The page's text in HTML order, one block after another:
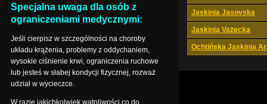
Jaskinia Jasovska
Jaskinia Vażecka
Ochtińska Jaskinia
Specjalna uwaga dla osób z
ograniczeniami medycznymi:
Jeśli cierpisz w szczególności na choroby
układu krążenia, problemy z oddychaniem,
wysokie ciśnienie krwi, ograniczenia ruchowe
lub jesteś w słabej kondycji fizycznej, rozważ
udział w wycieczce.
W razie jakichkolwiek wątpliwości co do